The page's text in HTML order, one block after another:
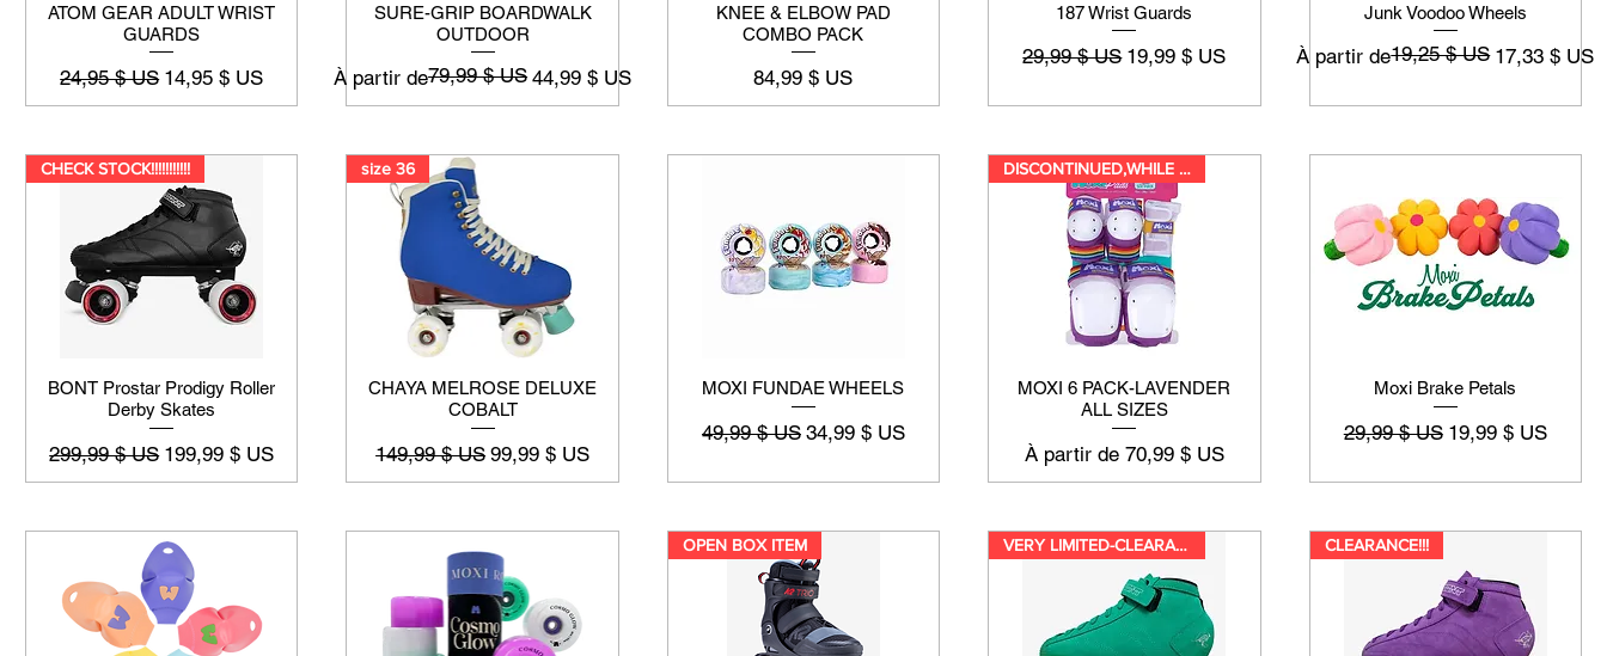
ATOM GEAR ADULT WRIST
GUARDS
Prix original
24,95 $ US Prix promotionnel
14,95 $ US
SURE-GRIP BOARDWALK
OUTDOOR
À partir de
Prix original79,99 $ US 44,99 $ US
Prix promotionnel
KNEE & ELBOW PAD
COMBO PACK
Prix
84,99 $ US
187 Wrist Guards
Prix original
29,99 $ US Prix promotionnel
19,99 $ US
Junk Voodoo Wheels
À partir de
Prix original19,25 $ US 17,33 $ US
Prix promotionnel
CHECK STOCK!!!!!!!!!!!
BONT Prostar Prodigy Roller
Derby Skates
Prix original
299,99 $ US Prix promotionnel
199,99 $ US
size 36
CHAYA MELROSE DELUXE
COBALT
Prix original
149,99 $ US Prix promotionnel
99,99 $ US
MOXI FUNDAE WHEELS
Prix original
49,99 $ US Prix promotionnel
34,99 $ US
DISCONTINUED,WHILE SUPPLIES LA
MOXI 6 PACK-LAVENDER
ALL SIZES
À partir de 70,99 $ US
Prix promotionnel
Moxi Brake Petals
Prix original
29,99 $ US Prix promotionnel
19,99 $ US
OPEN BOX ITEM VERY LIMITED-CLEARANCE CLEARANCE!!!